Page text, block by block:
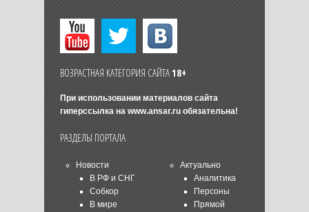
ВОЗРАСТНАЯ КАТЕГОРИЯ САЙТА18+
При использовании материалов сайта
гиперссылка на www.ansar.ruобязательна!
РАЗДЕЛЫ ПОРТАЛА
Новости
В РФ и СНГ
Собкор
В мире
Актуально
Аналитика
Персоны
Прямой